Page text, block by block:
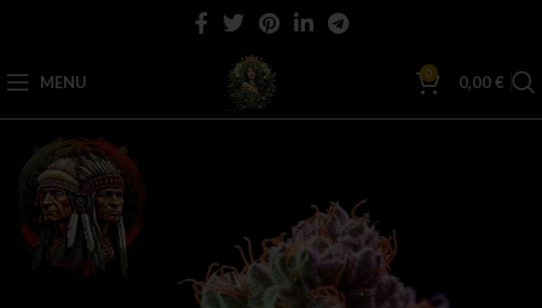
MENU 0 0,00€